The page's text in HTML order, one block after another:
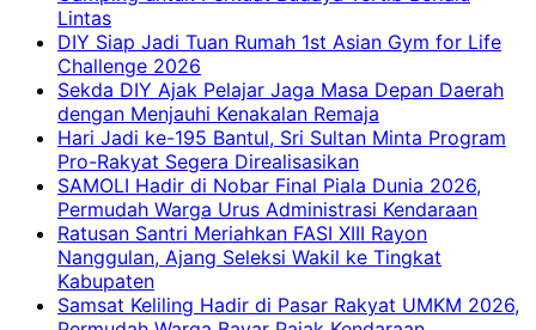
Lintas
DIY Siap Jadi Tuan Rumah 1st Asian Gym for Life
Challenge 2026
Sekda DIY Ajak Pelajar Jaga Masa Depan Daerah
dengan Menjauhi Kenakalan Remaja
Hari Jadi ke-195 Bantul, Sri Sultan Minta Program
Pro-Rakyat Segera Direalisasikan
SAMOLI Hadir di Nobar Final Piala Dunia 2026,
Permudah Warga Urus Administrasi Kendaraan
Ratusan Santri Meriahkan FASI XIII Rayon
Nanggulan, Ajang Seleksi Wakil ke Tingkat
Kabupaten
Samsat Keliling Hadir di Pasar Rakyat UMKM 2026,